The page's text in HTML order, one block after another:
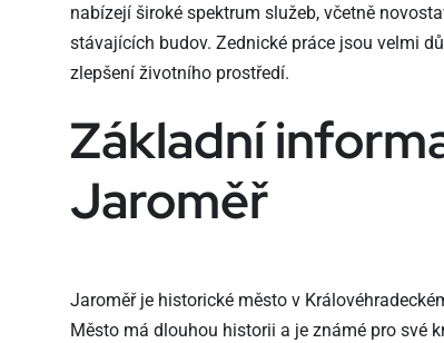
nabízejí široké spektrum služeb, včetně
stávajících budov. Zednické práce jsou velmi
zlepšení životního prostředí.
Základní
Jaroměř
Jaroměř je historické město v
Město má dlouhou historii a je známé pro své